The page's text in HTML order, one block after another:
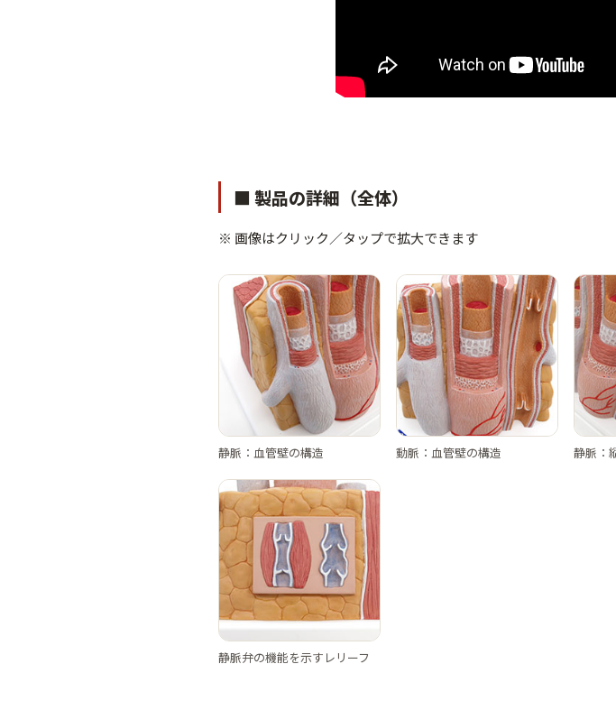
■ 製品の詳細（全体）
※ 画像はクリック／タップで拡大できます
静脈：血管壁の構造 動脈：血管壁の構造 静脈：
静脈弁の機能を示すレリーフ